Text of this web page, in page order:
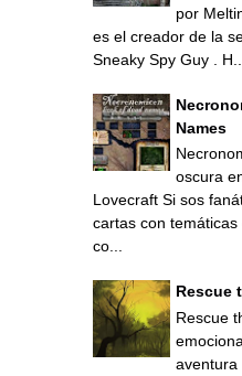
por
es el creador de la
Sneaky Spy Guy . H...
Names
oscura
Lovecraft Si sos
cartas con
co...
Rescue
Rescue
aventura